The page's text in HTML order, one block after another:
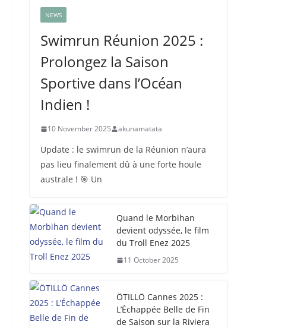
NEWS
Swimrun Réunion 2025 :
Prolongez la Saison
Sportive dans l’Océan
Indien !
10 November 2025 akunamatata
Update : le swimrun de la Réunion n’aura
pas lieu finalement dû à une forte houle
australe ! 🎯 Un
Quand le Morbihan
devient odyssée, le film
du Troll Enez 2025
11 October 2025
ÖTILLÖ Cannes 2025 :
L’Échappée Belle de Fin
de Saison sur la Riviera